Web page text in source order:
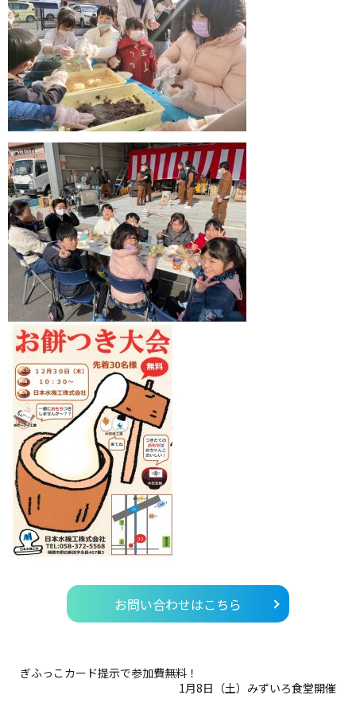
お問い合わせはこちら
ぎふっこカード提示で参加費無料！
1月8日（土）みずいろ食堂開催